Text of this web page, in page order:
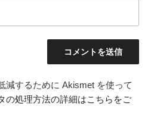
減するために Akismet を使って
の処理方法の詳細はこちらをご